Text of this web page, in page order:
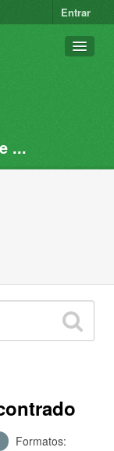
Entrar
...
Formatos: